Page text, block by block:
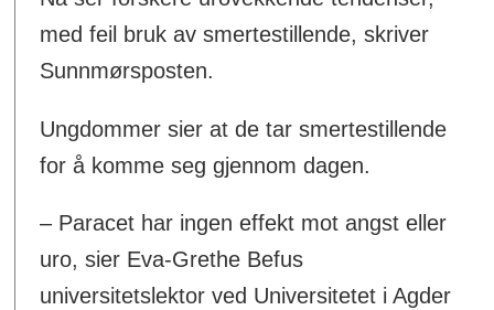
med feil bruk av smertestillende, skriver
Sunnmørsposten.
Ungdommer sier at de tar smertestillende
for å komme seg gjennom dagen.
– Paracet har ingen effekt mot angst eller
uro, sier Eva-Grethe Befus
universitetslektor ved Universitetet i Agder